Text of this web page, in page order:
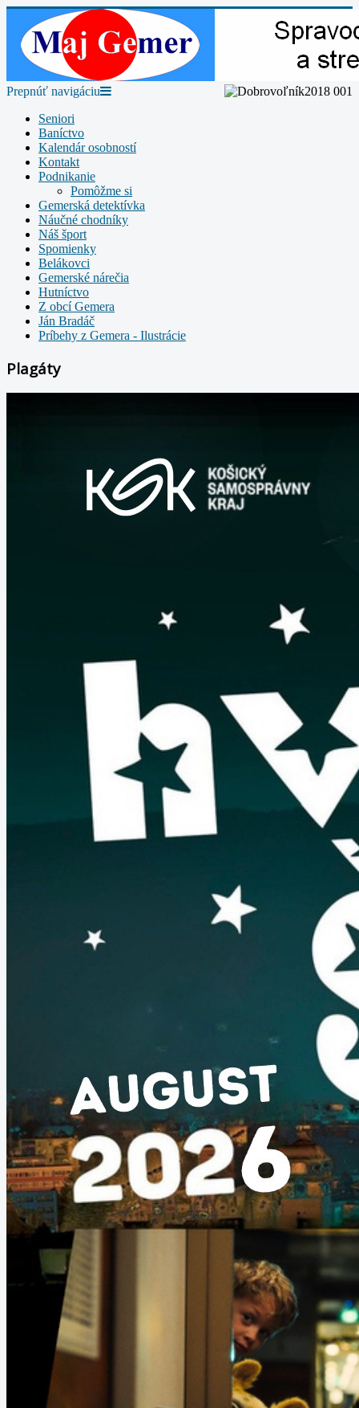
Prepnúť navigáciu
Seniori
Baníctvo
Kalendár osobností
Kontakt
Podnikanie
Pomôžme si
Gemerská detektívka
Náučné chodníky
Náš šport
Spomienky
Belákovci
Gemerské nárečia
Hutníctvo
Z obcí Gemera
Ján Bradáč
Príbehy z Gemera - Ilustrácie
Plagáty